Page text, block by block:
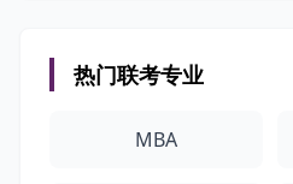
热门联考专业
MBA